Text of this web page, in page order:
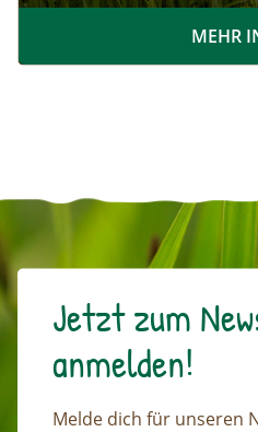
MEHR
Jetzt zum
anmelden!
Melde dich für unseren